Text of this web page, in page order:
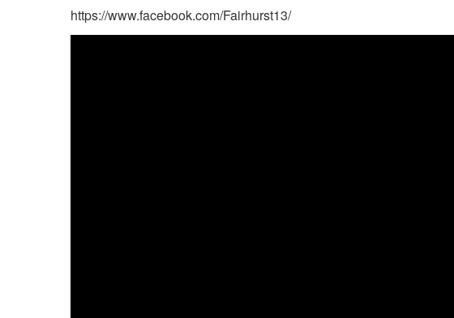
https://www.facebook.com/Fairhurst13/